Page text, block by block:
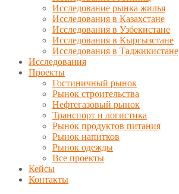
Исследование рынка жилья
Исследования в Казахстане
Исследования в Узбекистане
Исследования в Кыргызстане
Исследования в Таджикистане
Исследования
Проекты
Гостиничный рынок
Рынок строительства
Нефтегазовый рынок
Транспорт и логистика
Рынок продуктов питания
Рынок напитков
Рынок одежды
Все проекты
Кейсы
Контакты